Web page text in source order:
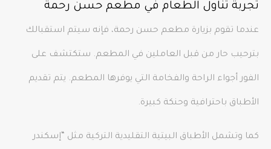
تجربة تناول الطعام في مطعم حسن رحمة
عندما تقوم بزيارة مطعم حسن رحمة، فإنه سيتم استقبالك
بترحيب حار من قبل العاملين في المطعم. ستكتشف على
الفور أجواء الراحة والفخامة التي يوفرها المطعم. يتم تقديم
الأطباق باحترافية وحنكة كبيرة.
كما وتشمل الأطباق البيتية التقليدية التركية مثل “إسكندر